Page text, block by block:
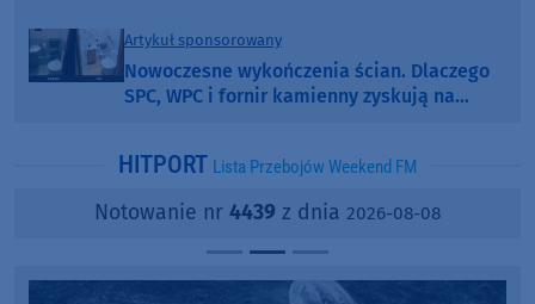
Artykuł sponsorowany
Nowoczesne wykończenia ścian. Dlaczego
SPC, WPC i fornir kamienny zyskują na
HITPORT Lista Przebojów Weekend FM
Notowanie nr 4439 z dnia 2026-08-08